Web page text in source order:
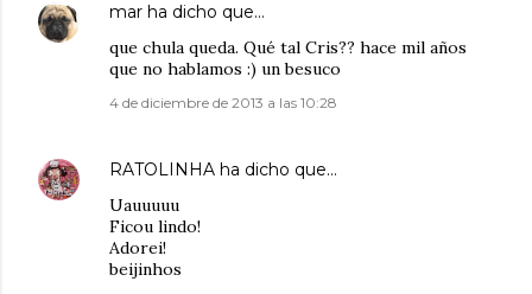
mar ha dicho que…
que chula queda. Qué tal Cris?? hace mil años
que no hablamos :) un besuco
4 de diciembre de 2013 a las 10:28
RATOLINHA ha dicho que…
Uauuuuu
Ficou lindo!
Adorei!
beijinhos